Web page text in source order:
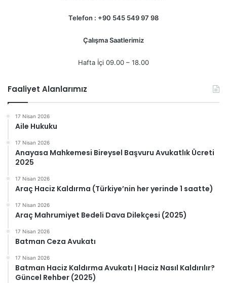
Telefon : +90 545 549 97 98
Çalışma Saatlerimiz
Hafta İçi 09.00 – 18.00
Faaliyet Alanlarımız
17 Nisan 2026
Aile Hukuku
17 Nisan 2026
Anayasa Mahkemesi Bireysel Başvuru Avukatlık Ücreti
2025
17 Nisan 2026
Araç Haciz Kaldırma (Türkiye’nin her yerinde 1 saatte)
17 Nisan 2026
Araç Mahrumiyet Bedeli Dava Dilekçesi (2025)
17 Nisan 2026
Batman Ceza Avukatı
17 Nisan 2026
Batman Haciz Kaldırma Avukatı | Haciz Nasıl Kaldırılır?
Güncel Rehber (2025)